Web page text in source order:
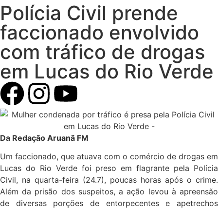
Polícia Civil prende
faccionado envolvido
com tráfico de drogas
em Lucas do Rio Verde
Da Redação Aruanã FM
Um faccionado, que atuava com o comércio de drogas em
Lucas do Rio Verde foi preso em flagrante pela Polícia
Civil, na quarta-feira (24.7), poucas horas após o crime.
Além da prisão dos suspeitos, a ação levou à apreensão
de diversas porções de entorpecentes e apetrechos